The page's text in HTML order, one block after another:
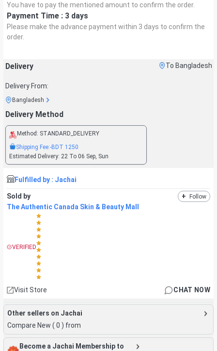
You have to pay the mentioned amount to confirm the order.
Payment Time : 3 days
Please make the advance payment within 3 days to confirm the
order.
Delivery To Bangladesh
Delivery From:
Bangladesh
Delivery Method
Method: STANDARD_DELIVERY
Shipping Fee:-BDT 1250
Estimated Delivery: 22 To 06 Sep, Sun
Fulfilled by : Jachai
Sold by + Follow
The Authentic Canada Skin & Beauty Mall
VERIFIED
Visit Store CHAT NOW
Other sellers on Jachai
Compare New ( 0 ) from
Become a Jachai Membership to